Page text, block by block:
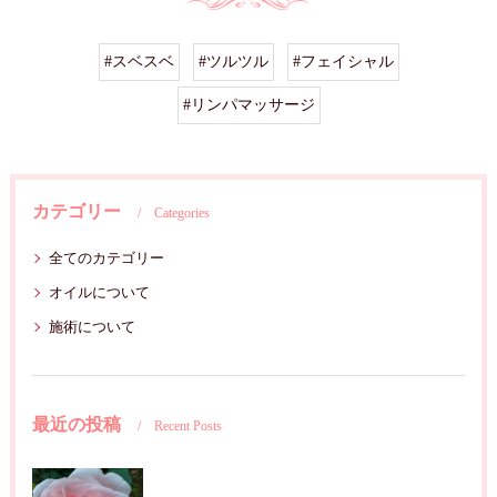
#スベスベ #ツルツル #フェイシャル
#リンパマッサージ
カテゴリー Categories
全てのカテゴリー
オイルについて
施術について
最近の投稿 Recent Posts